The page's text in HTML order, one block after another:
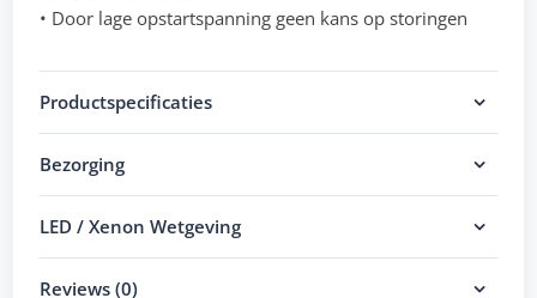
• Door lage opstartspanning geen kans op storingen
Productspecificaties
Bezorging
LED / Xenon Wetgeving
Reviews (0)